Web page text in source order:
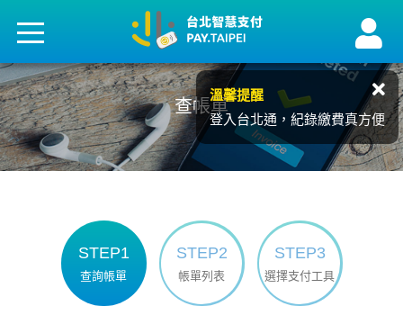
溫馨提醒
登入台北通，紀錄繳費真方便
查帳單
STEP1
查詢帳單
STEP2
帳單列表
STEP3
選擇支付工具